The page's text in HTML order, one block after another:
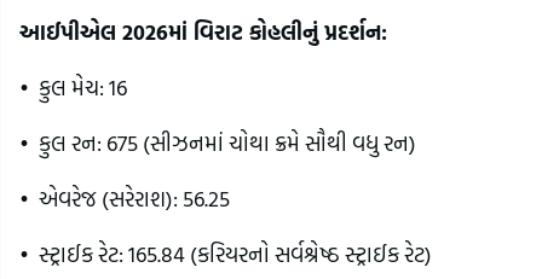
આઈપીએલ 2026માં વિરાટ કોહલીનું પ્રદર્શન:
• કુલ મેચ: 16
• કુલ રન: 675 (સીઝનમાં ચોથા ક્રમે સૌથી વધુ રન)
• એવરેજ (સરેરાશ): 56.25
• સ્ટ્રાઈક રેટ: 165.84 (કરિયરનો સર્વશ્રેષ્ઠ સ્ટ્રાઈક રેટ)